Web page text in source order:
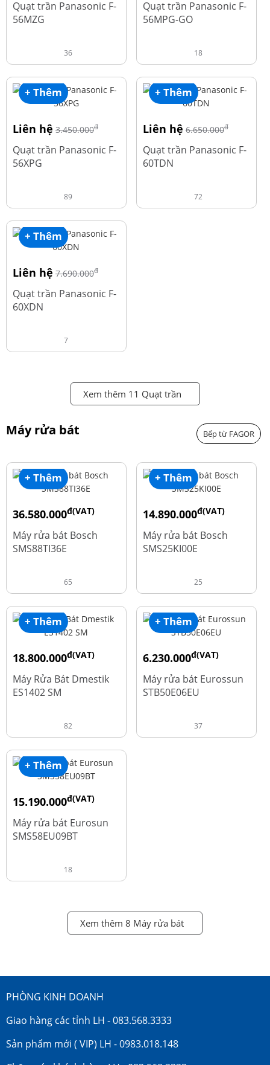
Quạt trần Panasonic F-
56MZG
36
Quạt trần Panasonic F-
56MPG-GO
18
+ Thêm
Liên hệ 3.450.000đ
Quạt trần Panasonic F-
56XPG
89
+ Thêm
Liên hệ 6.650.000đ
Quạt trần Panasonic F-
60TDN
72
+ Thêm
Liên hệ 7.690.000đ
Quạt trần Panasonic F-
60XDN
7
Xem thêm 11 Quạt trần
Máy rửa bát Bếp từ FAGOR
+ Thêm
36.580.000đ(VAT)
50.740.000
Máy rửa bát Bosch
SMS88TI36E
65
+ Thêm
14.890.000đ(VAT)
24.270.000
Máy rửa bát Bosch
SMS25KI00E
25
+ Thêm
18.800.000đ(VAT)
23.500.000
Máy Rửa Bát Dmestik
ES1402 SM
82
+ Thêm
6.230.000đ(VAT)
7.790.000
Máy rửa bát Eurossun
STB50E06EU
37
+ Thêm
15.190.000đ(VAT)
18.990.000
Máy rửa bát Eurosun
SMS58EU09BT
18
Xem thêm 8 Máy rửa bát
PHÒNG KINH DOANH
Giao hàng các tỉnh LH - 083.568.3333
Sản phẩm mới ( VIP) LH - 0983.018.148